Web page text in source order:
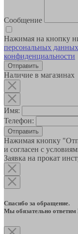
Сообщение
Нажимая на кнопку
персональных данных
конфиденциальности
Наличие в магазинах
Имя:
Телефон:
Отправить
Нажимая кнопку
и согласен с
Заявка на прокат
Спасибо за обращение.
Мы обязательно